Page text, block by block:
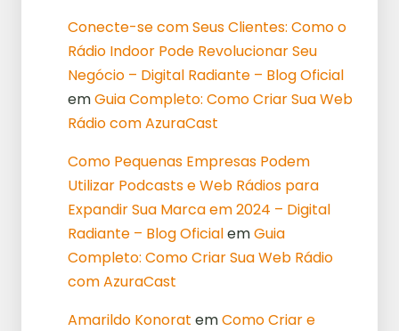
Conecte-se com Seus Clientes: Como o
Rádio Indoor Pode Revolucionar Seu
Negócio – Digital Radiante – Blog Oficial
emGuia Completo: Como Criar Sua Web
Rádio com AzuraCast
Como Pequenas Empresas Podem
Utilizar Podcasts e Web Rádios para
Expandir Sua Marca em 2024 – Digital
Radiante – Blog OficialemGuia
Completo: Como Criar Sua Web Rádio
com AzuraCast
Amarildo Konorat emComo Criar e